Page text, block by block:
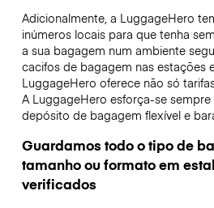
Adicionalmente, a LuggageHero
inúmeros locais para que tenha
a sua bagagem num ambiente
cacifos de bagagem nas estações
LuggageHero oferece não só
A LuggageHero esforça-se
depósito de bagagem flexível e
Guardamos todo o tipo de
tamanho ou formato em
verificados